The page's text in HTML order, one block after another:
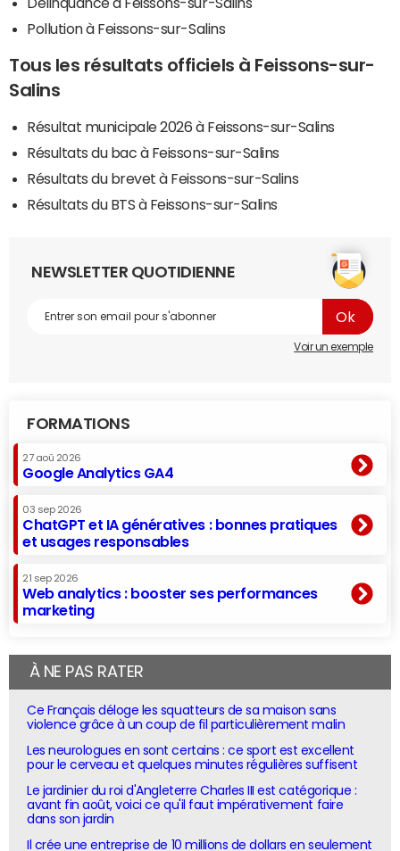
Pollution à Feissons-sur-Salins
Tous les résultats officiels à Feissons-sur-
Salins
Résultat municipale 2026 à Feissons-sur-Salins
Résultats du bac à Feissons-sur-Salins
Résultats du brevet à Feissons-sur-Salins
Résultats du BTS à Feissons-sur-Salins
NEWSLETTER QUOTIDIENNE
Voir un exemple
FORMATIONS
27 aoû 2026
Google Analytics GA4
03 sep 2026
ChatGPT et IA génératives : bonnes pratiques
et usages responsables
21 sep 2026
Web analytics : booster ses performances
marketing
À NE PAS RATER
Ce Français déloge les squatteurs de sa maison sans
violence grâce à un coup de fil particulièrement malin
Les neurologues en sont certains : ce sport est excellent
pour le cerveau et quelques minutes régulières suffisent
Le jardinier du roi d'Angleterre Charles III est catégorique :
avant fin août, voici ce qu'il faut impérativement faire
dans son jardin
Il crée une entreprise de 10 millions de dollars en seulement